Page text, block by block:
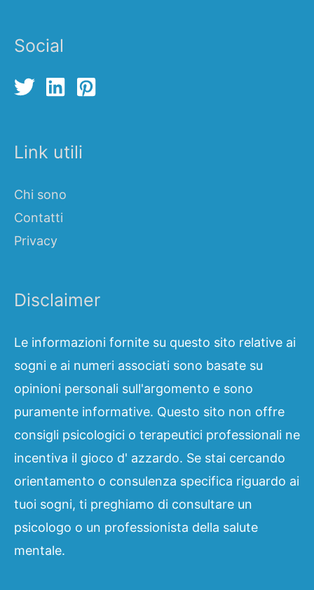
Social
Link utili
Chi sono
Contatti
Privacy
Disclaimer
Le informazioni fornite su questo sito relative ai
sogni e ai numeri associati sono basate su
opinioni personali sull'argomento e sono
puramente informative. Questo sito non offre
consigli psicologici o terapeutici professionali ne
incentiva il gioco d' azzardo. Se stai cercando
orientamento o consulenza specifica riguardo ai
tuoi sogni, ti preghiamo di consultare un
psicologo o un professionista della salute
mentale.